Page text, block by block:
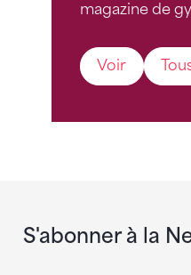
magazine de
Voir
S'abonner à la